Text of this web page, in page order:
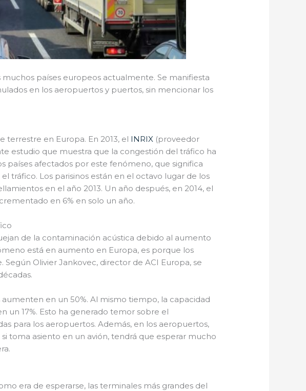
países europeos actualmente. Se manifiesta
en los aeropuertos y puertos, sin mencionar los
terrestre en Europa. En 2013, el INRIX (proveedor
estudio que muestra que la congestión del tráfico ha
países afectados por este fenómeno, que significa
tráfico. Los parisinos están en el octavo lugar de los
en el año 2013. Un año después, en 2014, el
en 6% en solo un año.
de la contaminación acústica debido al aumento
está en aumento en Europa, es porque los
Olivier Jankovec, director de ACI Europa, se
en un 50%. Al mismo tiempo, la capacidad
un 17%. Esto ha generado temor sobre el
para los aeropuertos. Además, en los aeropuertos,
toma asiento en un avión, tendrá que esperar mucho
era de esperarse, las terminales más grandes del